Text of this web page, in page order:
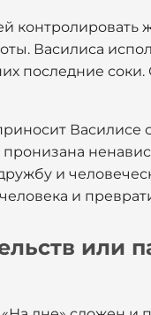
Василиса
последние соки.
Василисе
пронизана
и
и
или